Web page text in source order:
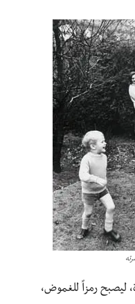
ليصبح رمزاً للغموض،